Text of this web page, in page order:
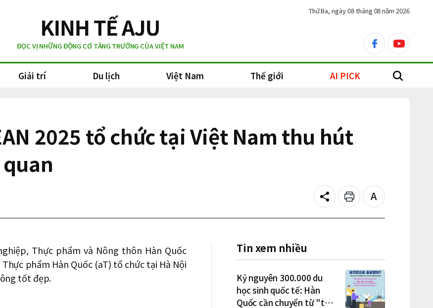
ĐỌC VỊ NHỮNG ĐỘNG CƠ TĂNG TRƯỞNG CỦA VIỆT NAM
facebookyoutube
Thứ Ba, ngày 08 tháng 08 năm 2026
Giải trí Du lịch Việt Nam Thế giới AI PICK search
2025 tổ chức tại Việt Nam thu hút
Share Print
Text
size
Thực phẩm và Nông thôn Hàn Quốc
phẩm Hàn Quốc (aT) tổ chức tại Hà Nội
tốt đẹp.
Tin xem nhiều
Kỷ nguyên 300.000 du
học sinh quốc tế: Hàn
Quốc cần chuyển từ "thu